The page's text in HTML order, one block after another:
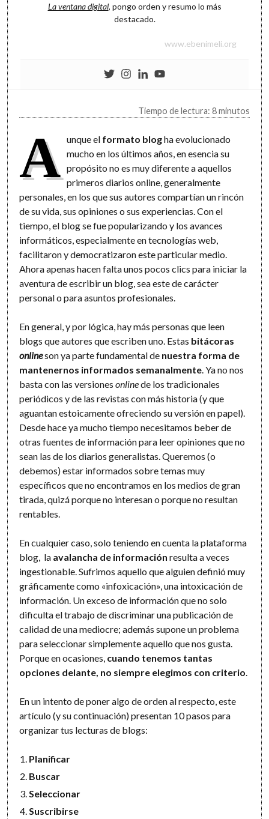
La ventana digital, pongo orden y resumo lo más
destacado.
www.ebenimeli.org
Tiempo de lectura: 8 minutos
A unque el formato blogha evolucionado
mucho en los últimos años, en esencia su
propósito no es muy diferente a aquellos
primeros diarios online, generalmente
personales, en los que sus autores compartían un rincón
de su vida, sus opiniones o sus experiencias. Con el
tiempo, el blog se fue popularizando y los avances
informáticos, especialmente en tecnologías web,
facilitaron y democratizaron este particular medio.
Ahora apenas hacen falta unos pocos clics para iniciar la
aventura de escribir un blog, sea este de carácter
personal o para asuntos profesionales.
En general, y por lógica, hay más personas que leen
blogs que autores que escriben uno. Estas bitácoras
onlineson ya parte fundamental de nuestra forma de
mantenernos informados semanalmente. Ya no nos
basta con las versionesonlinede los tradicionales
periódicos y de las revistas con más historia (y que
aguantan estoicamente ofreciendo su versión en papel).
Desde hace ya mucho tiempo necesitamos beber de
otras fuentes de información para leer opiniones que no
sean las de los diarios generalistas. Queremos (o
debemos) estar informados sobre temas muy
específicos que no encontramos en los medios de gran
tirada, quizá porque no interesan o porque no resultan
rentables.
En cualquier caso, solo teniendo en cuenta la plataforma
blog, la avalancha de información resulta a veces
ingestionable. Sufrimos aquello que alguien definió muy
gráficamente como «infoxicación», una intoxicación de
información. Un exceso de información que no solo
dificulta el trabajo de discriminar una publicación de
calidad de una mediocre; además supone un problema
para seleccionar simplemente aquello que nos gusta.
Porque en ocasiones, cuando tenemos tantas
opciones delante, no siempre elegimos con criterio.
En un intento de poner algo de orden al respecto, este
artículo (y su continuación) presentan 10 pasos para
organizar tus lecturas de blogs:
Planificar
Buscar
Seleccionar
Suscribirse